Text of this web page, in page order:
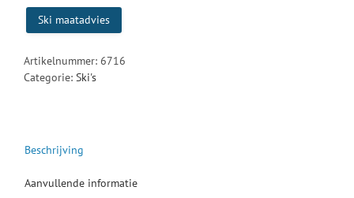
Ski maatadvies
Artikelnummer: 6716
Categorie: Ski's
Beschrijving
Aanvullende informatie